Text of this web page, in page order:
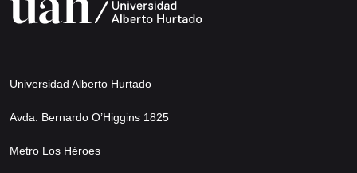
Universidad Alberto Hurtado
Avda. Bernardo O’Higgins 1825
Metro Los Héroes